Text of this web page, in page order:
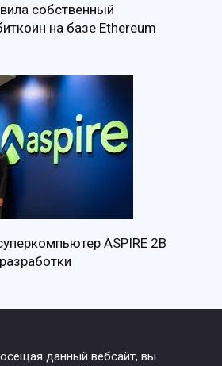
собственный
на базе Ethereum
ASPIRE 2B
данный вебсайт, вы